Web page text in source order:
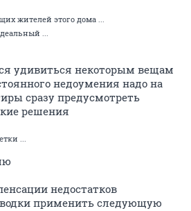
жителей этого дома ...
...
удивиться некоторым вещам
недоумения надо на
сразу предусмотреть
решения
...
недостатков
применить следующую